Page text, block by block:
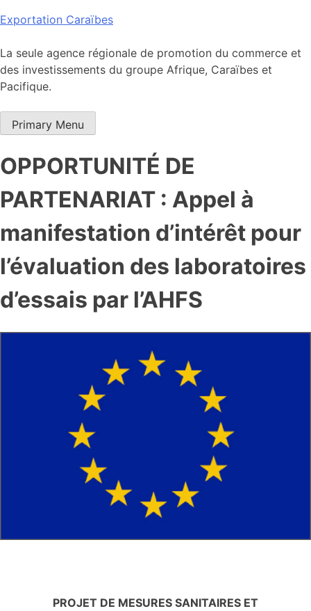
Skip
content
Exportation Caraïbes
La seule agence régionale de promotion du commerce et
des investissements du groupe Afrique, Caraïbes et
Pacifique.
Primary Menu
OPPORTUNITÉ DE
PARTENARIAT : Appel à
manifestation d’intérêt pour
l’évaluation des laboratoires
d’essais par l’AHFS
PROJET DE MESURES SANITAIRES ET